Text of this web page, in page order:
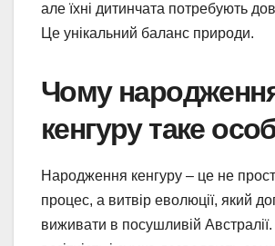
але їхні дитинчата потребують
Це унікальний баланс природи.
Чому
кенгуру таке
Народження кенгуру – це не
процес, а витвір еволюції, який
виживати в посушливій Австралії.